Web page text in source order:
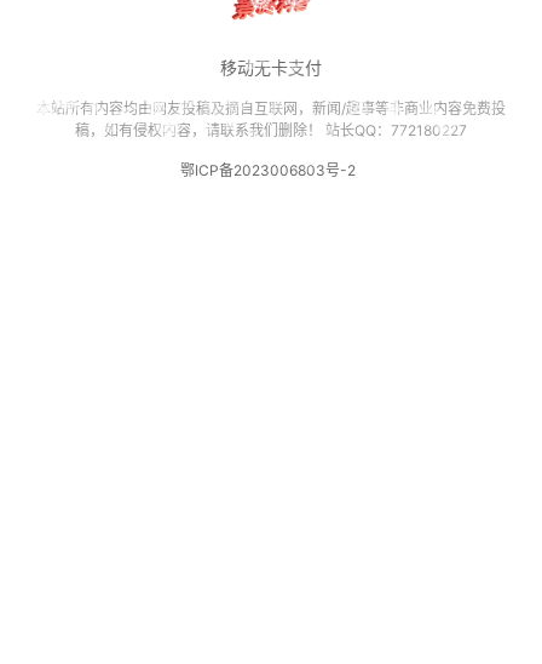
移动无卡支付
本站所有内容均由网友投稿及摘自互联网，新闻/趣事等非商业内容免费投
稿，如有侵权内容，请联系我们删除！ 站长QQ：772180227
鄂ICP备2023006803号-2